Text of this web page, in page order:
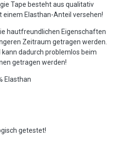
Tape besteht aus qualitativ
Elasthan-Anteil versehen!
hautfreundlichen Eigenschaften
Zeitraum getragen werden.
dadurch problemlos beim
getragen werden!
Elasthan
getestet!